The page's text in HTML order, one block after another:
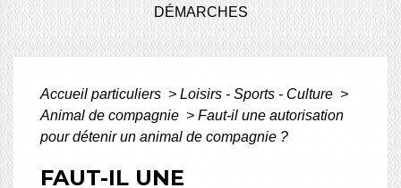
DÉMARCHES
Accueil particuliers > Loisirs - Sports - Culture >
Animal de compagnie > Faut-il une autorisation
pour détenir un animal de compagnie ?
FAUT-IL UNE